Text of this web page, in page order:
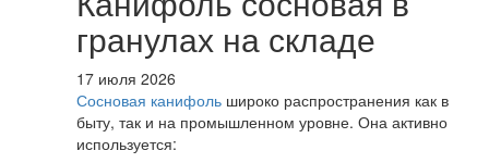
гранулах на складе
17 июля 2026
Сосновая канифоль широко распространения как в
быту, так и на промышленном уровне. Она активно
используется: